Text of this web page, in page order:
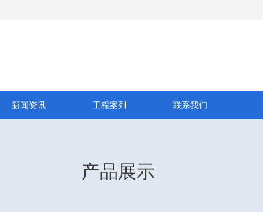
新闻资讯 工程案列 联系我们
产品展示